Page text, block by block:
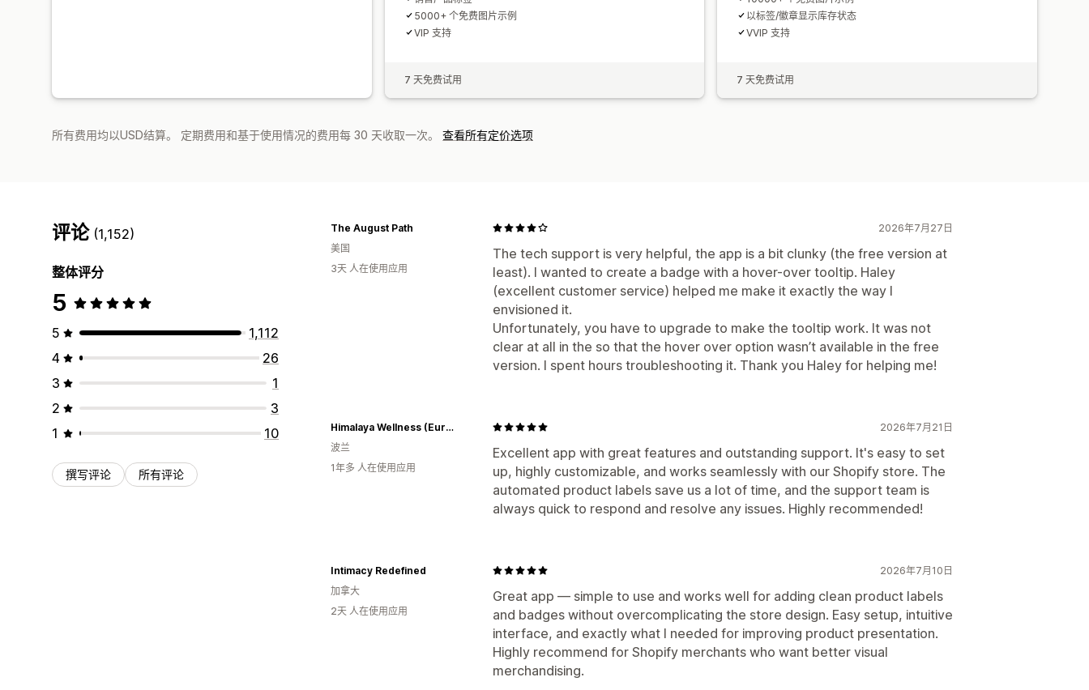
5000+ 个免费图片示例
VIP 支持
7 天免费试用
以标签/徽章显示库存状态
VVIP 支持
7 天免费试用
所有费用均以USD结算。 定期费用和基于使用情况的费用每 30 天收取一次。 查看所有定价选项
评论 (1,152)
整体评分
5
5
1,112
4
26
3
1
2
3
1
10
撰写评论 所有评论
2026年7月27日
The tech support is very helpful, the app is a bit clunky (the free version at
least). I wanted to create a badge with a hover-over tooltip. Haley
(excellent customer service) helped me make it exactly the way I
envisioned it.
Unfortunately, you have to upgrade to make the tooltip work. It was not
clear at all in the so that the hover over option wasn’t available in the free
version. I spent hours troubleshooting it. Thank you Haley for helping me!
The August Path
美国
3天 人在使用应用
2026年7月21日
Excellent app with great features and outstanding support. It's easy to set
up, highly customizable, and works seamlessly with our Shopify store. The
automated product labels save us a lot of time, and the support team is
always quick to respond and resolve any issues. Highly recommended!
Himalaya Wellness (Europe)
波兰
1年多 人在使用应用
2026年7月10日
Great app — simple to use and works well for adding clean product labels
and badges without overcomplicating the store design. Easy setup, intuitive
interface, and exactly what I needed for improving product presentation.
Highly recommend for Shopify merchants who want better visual
merchandising.
Intimacy Redefined
加拿大
2天 人在使用应用